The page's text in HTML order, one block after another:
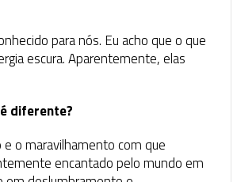
para nós. Eu acho que o que
escura. Aparentemente, elas
diferente?
o maravilhamento com que
encantado pelo mundo em